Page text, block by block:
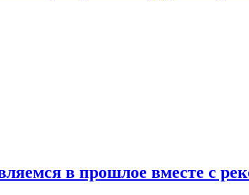
в прошлое вместе с